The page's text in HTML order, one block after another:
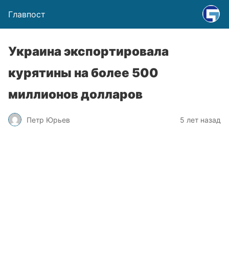
Главпост
Украина экспортировала
курятины на более 500
миллионов долларов
Петр Юрьев 5 лет назад